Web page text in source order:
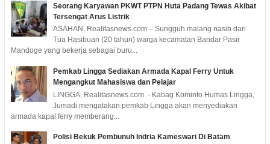
Seorang Karyawan PKWT PTPN Huta Padang Tewas Akibat
Tersengat Arus Listrik
ASAHAN, Realitasnews.com – Sungguh malang nasib dari
Tua Hasibuan (20 tahun) warga kecamatan Bandar Pasir
Mandoge yang bekerja sebagai buru...
Pemkab Lingga Sediakan Armada Kapal Ferry Untuk
Mengangkut Mahasiswa dan Pelajar
LINGGA, Realitasnews.com - Kabag Kominfo Humas Lingga,
Jumadi mengatakan pemkab Lingga akan menyediakan
armada kapal ferry memberang...
Polisi Bekuk Pembunuh Indria Kameswari Di Batam